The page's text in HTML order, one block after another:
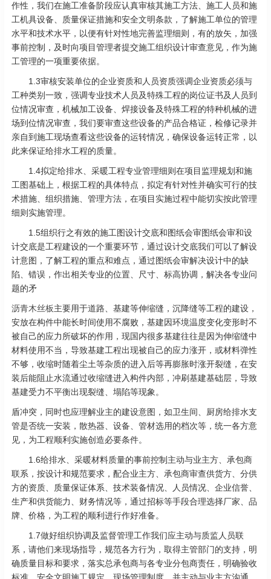
作性，我们在施工准备阶段应认真审核其施工方法、施工人员和施
工机具设备、质量保证措施和安全文明条款，了解施工单位的管理
水平和技术水平，以便有针对性地完善监理细则，有的放矢，加强
事前控制，及时向项目管理者提交施工组织设计审查意见，作为施
工管理的一项重要依据。
1.3审核安装单位的企业资质和人员资质强调企业资质必须与
工种类别一致，强调专业技术人员及特殊工程的岗位证书及人员到
位情况审查，机械加工设备、焊接设备及特殊工程的特种机械的进
场到位情况审查，我们要审查这些设备的产品合格证，检修记录并
亲自到施工现场查看这些设备的运转情况，确保设备运转正常，以
此来保证给排水工程的质量。
1.4拟定给排水、采暖工程专业管理细则在项目监理规划和施
工图基础上，根据工程的具体特点，拟定有针对性并确实可行的技
术措施、组织措施、管理方法，在项目实施过程中能切实按此管理
细则实施管理。
1.5组织行之有效的施工图设计交底和图纸会审图纸会审和设
计交底是工程建设的一个重要环节，通过设计交底我们可以了解设
计意图，了解工程的重点和难点，通过图纸会审解决设计中的缺
陷、错误，作出相关专业的位置、尺寸、标高协调，解决各专业问
题的矛
沥青木丝板主要用于道路、基建等伸缩缝，沉降缝等工程的建设，
安放在构件中能长时间使用不腐败，基建因环境温度变化变形时不
被自己的应力所破坏的作用，现国内很多基建往往是因为伸缩缝中
材料使用不当，导致基建工程出现被自己的应力涨开，或材料弹性
不够，收缩时随着尘土等杂质的进入后等再膨胀时涨开裂缝，在安
装后能阻止水流通过收缩缝进入构件内部，冲刷基建基础层，导致
基建受力不平衡出现裂缝、塌陷等现象。
盾冲突，同时也应理解业主的建设意图，如卫生间、厨房给排水支
管是否统一安装，散热器、设备、管材选用的档次等，统一各方意
见，为工程顺利实施创造必要条件。
1.6给排水、采暖材料质量的事前控制主动与业主方、承包商
联系，按设计和规范要求，配合业主方、承包商审查供货方、分供
方的资质、质量保证体系、技术装备情况、人员情况、企业信誉、
生产和供货能力、财务情况等，通过招标等手段合理选择厂家、品
牌、价格，为工程的顺利进行作好准备。
1.7做好组织协调及监督管理工作我们应主动与质监人员联
系，请他们来现场指导，规范各方行为，取得主管部门的支持，明
确质量目标和要求，落实总承包商与各专业分包商责任，明确验收